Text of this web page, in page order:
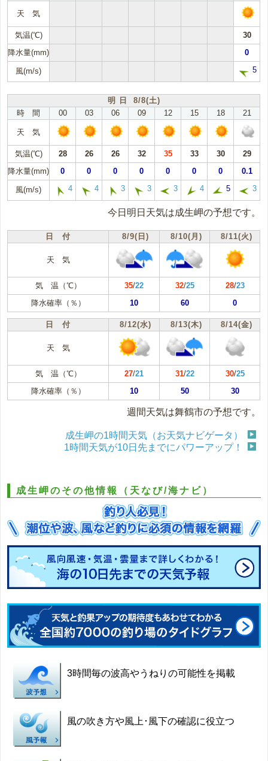
天 気
気温(℃)
30
降水量(mm)
0
風(m/s) 5
明 日 8/8(土)
時 間
00 03 06 09 12 15 18 21
天 気
気温(℃) 28 26 26 32 35 33 30
29
降水量(mm)
0 0 0 0 0 0 0 0.1
風(m/s) 4 4 3 3 3 4 5 3
今日明日天気は成生岬の予想です。
日 付 8/9(日) 8/10(月) 8/11(火)
天 気
気 温（℃） 35/22 32/25 28/23
降水確率（％）
10 60 0
日 付 8/12(水) 8/13(木) 8/14(金)
天 気
気 温（℃） 27/21 31/22 30/25
降水確率（％）
10 50 30
週間天気は舞鶴市の予想です。
成生岬の1時間天気（お天気ナビゲータ）
1時間天気が10日先までにパワーアップ！
成生岬のその他情報（天なび/海ナビ）
3時間毎の波高やうねりの可能性を掲載
風の吹き方や風上･風下の確認に役立つ